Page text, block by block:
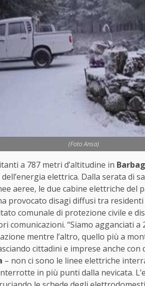
(Foto Ansa)
a 787 metri d’altitudine in
elettrica. Dalla serata di
aeree, le due cabine elettriche del
provocato disagi diffusi tra
comunale di protezione civile e
comunicazioni. “Siamo agganciati
mentre l’altro, quello più a
cittadini e imprese anche
– non ci sono le linee elettriche
in più punti dalla nevicata.